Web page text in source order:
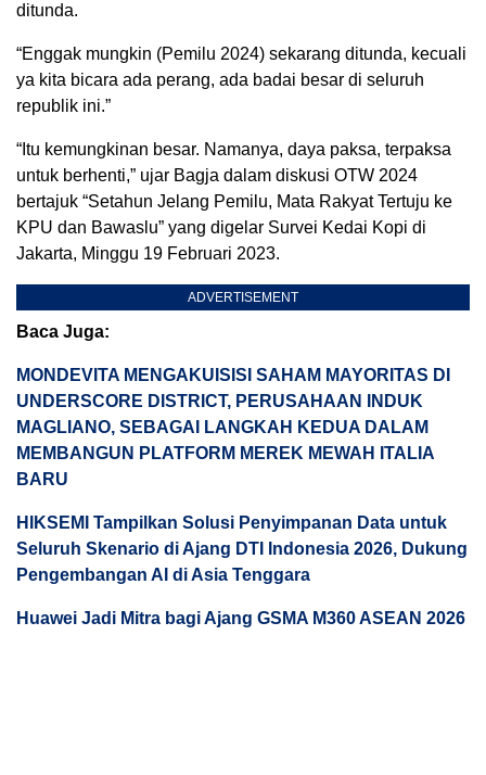
ditunda.
“Enggak mungkin (Pemilu 2024) sekarang ditunda, kecuali
ya kita bicara ada perang, ada badai besar di seluruh
republik ini.”
“Itu kemungkinan besar. Namanya, daya paksa, terpaksa
untuk berhenti,” ujar Bagja dalam diskusi OTW 2024
bertajuk “Setahun Jelang Pemilu, Mata Rakyat Tertuju ke
KPU dan Bawaslu” yang digelar Survei Kedai Kopi di
Jakarta, Minggu 19 Februari 2023.
ADVERTISEMENT
Baca Juga:
MONDEVITA MENGAKUISISI SAHAM MAYORITAS DI
UNDERSCORE DISTRICT, PERUSAHAAN INDUK
MAGLIANO, SEBAGAI LANGKAH KEDUA DALAM
MEMBANGUN PLATFORM MEREK MEWAH ITALIA
BARU
HIKSEMI Tampilkan Solusi Penyimpanan Data untuk
Seluruh Skenario di Ajang DTI Indonesia 2026, Dukung
Pengembangan AI di Asia Tenggara
Huawei Jadi Mitra bagi Ajang GSMA M360 ASEAN 2026